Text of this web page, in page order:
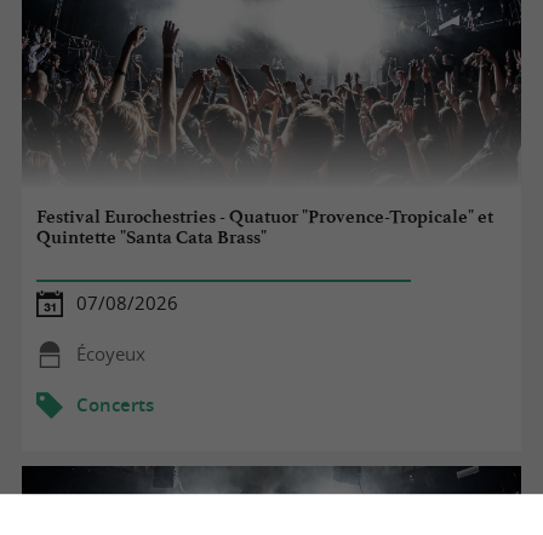
Festival Eurochestries - Quatuor "Provence-Tropicale" et
Quintette "Santa Cata Brass"
07/08/2026
Écoyeux
Concerts